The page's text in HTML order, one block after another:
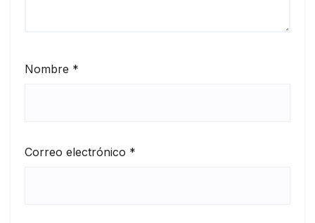
Nombre *
Correo electrónico *